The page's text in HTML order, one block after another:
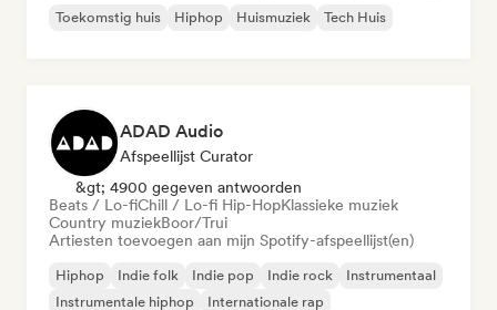
Toekomstig huis
Hiphop Huismuziek Tech Huis
ADAD Audio
Afspeellijst Curator
&gt; 4900 gegeven antwoorden
Beats / Lo-fiChill / Lo-fi Hip-HopKlassieke muziek
Country muziekBoor/Trui
Artiesten toevoegen aan mijn Spotify-afspeellijst(en)
Hiphop Indie folk Indie pop Indie rock
Instrumentaal
Instrumentale hiphop
Internationale rap